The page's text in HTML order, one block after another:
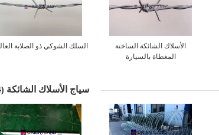
السلك الشوكي ذو الصلابة
الأسلاك الشائكة الساخنة
المغطاة بالسيارة
سياج الأسلاك الشائكة (14)